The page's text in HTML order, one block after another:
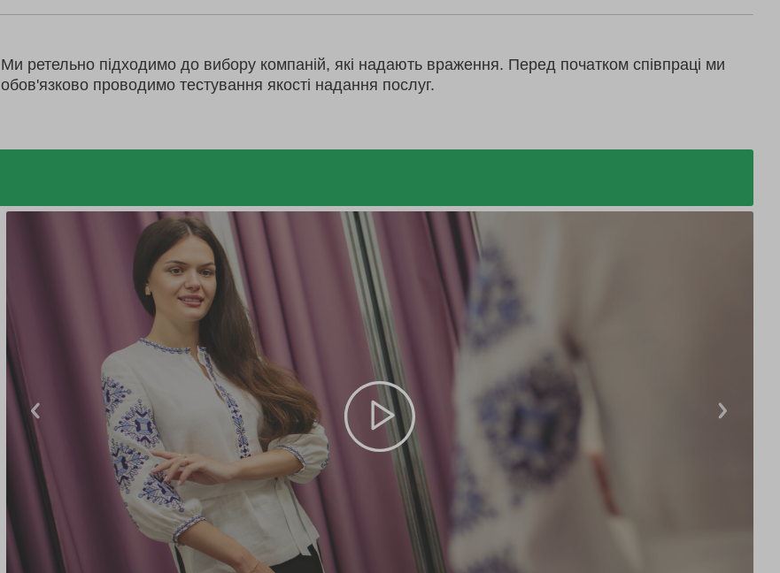
Ми ретельно підходимо до вибору компаній, які надають враження. Перед початком співпраці ми
обов'язково проводимо тестування якості надання послуг.